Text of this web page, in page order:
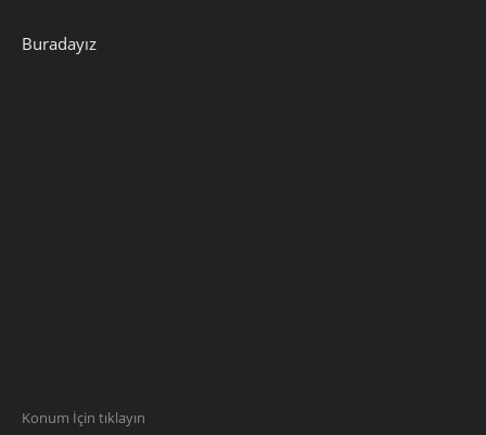
Buradayız
Konum İçin tıklayın